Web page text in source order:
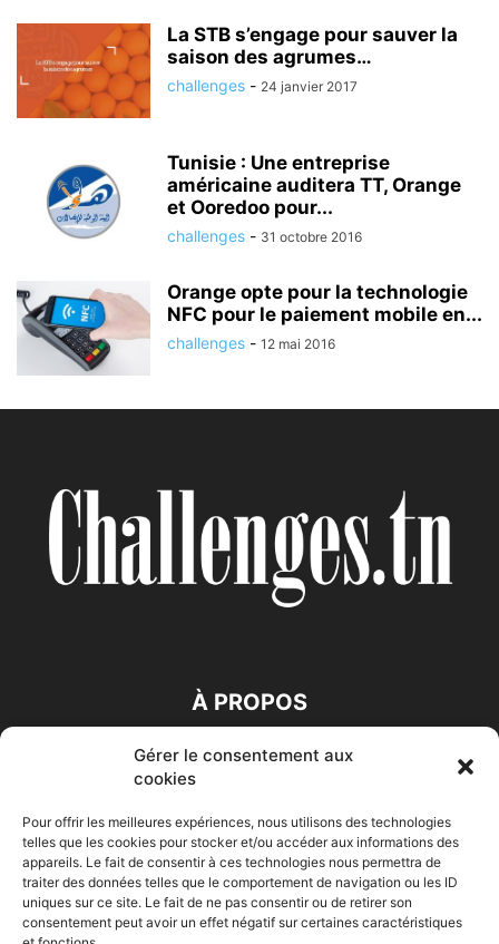
Gérer le consentement aux
cookies
Pour offrir les meilleures expériences, nous utilisons des technologies
telles que les cookies pour stocker et/ou accéder aux informations des
appareils. Le fait de consentir à ces technologies nous permettra de
traiter des données telles que le comportement de navigation ou les ID
uniques sur ce site. Le fait de ne pas consentir ou de retirer son
consentement peut avoir un effet négatif sur certaines caractéristiques
La STB s’engage pour sauver la
saison des agrumes…
challenges - 24 janvier 2017
Tunisie : Une entreprise
américaine auditera TT, Orange
et Ooredoo pour...
challenges - 31 octobre 2016
Orange opte pour la technologie
NFC pour le paiement mobile en...
challenges - 12 mai 2016
À PROPOS
SUIVEZ NOUS
Accueil Economie Entreprises Entrepreneur Afrique